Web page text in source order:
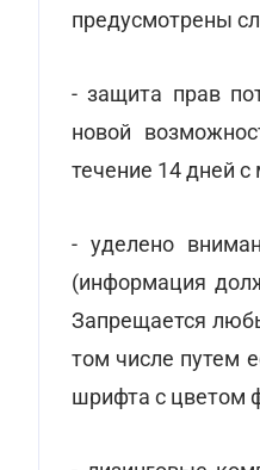
предусмотрены
- защита прав
новой
течение 14 дней
- уделено
(информация
Запрещается
том числе путем
шрифта с цветом